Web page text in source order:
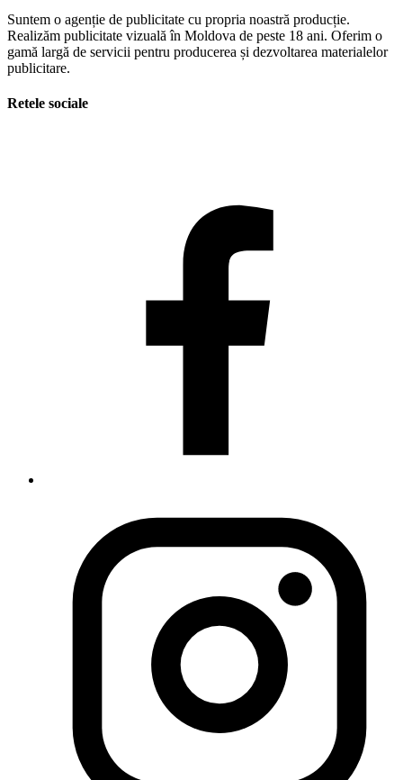
Suntem o agenție de publicitate cu propria noastră producție.
Realizăm publicitate vizuală în Moldova de peste 18 ani. Oferim o
gamă largă de servicii pentru producerea și dezvoltarea materialelor
publicitare.
Retele sociale